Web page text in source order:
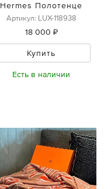
Hermes Полотенце
Артикул: LUX-118938
18 000 ₽
Купить
Есть в наличии